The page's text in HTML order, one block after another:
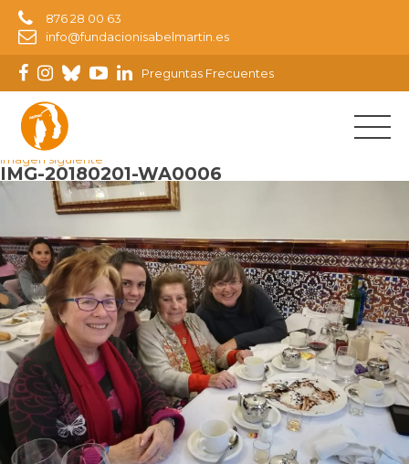
876 28 00 63
info@fundacionisabelmartin.es
Preguntas Frecuentes
Imagen anterior
Imagen siguiente
IMG-20180201-WA0006